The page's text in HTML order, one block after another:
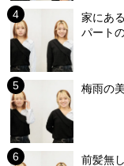
家にあ
パート
梅雨の
前髪無